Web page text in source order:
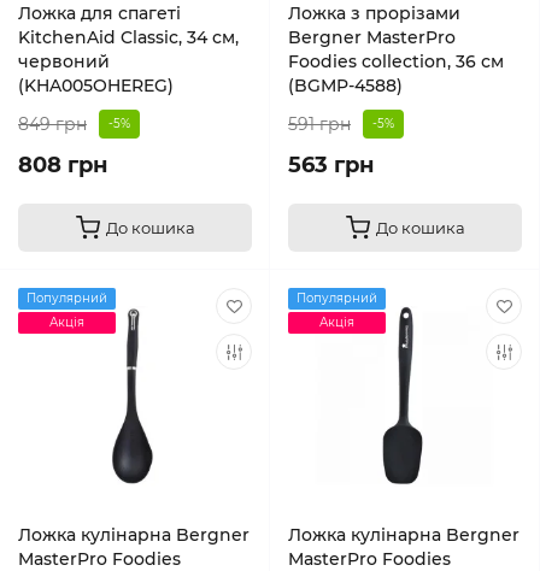
Ложка для спагеті
KitchenAid Classic, 34 см,
червоний
(KHA005OHEREG)
849 грн
-5%
808 грн
До кошика
Ложка з прорізами
Bergner MasterPro
Foodies collection, 36 см
(BGMP-4588)
591 грн
-5%
563 грн
До кошика
Популярний
Акція
Ложка кулiнарна Bergner
MasterPro Foodies
Популярний
Акція
Ложка кулінарна Bergner
MasterPro Foodies